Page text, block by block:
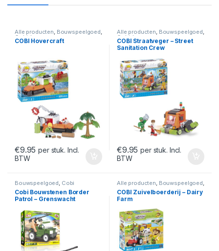
Alle producten, Bouwspeelgoed,
Cobi, Lego
COBI Hovercraft
€9.95 per stuk. Incl.
BTW
Alle producten, Bouwspeelgoed,
Cobi, Lego
COBI Straatveger – Street
Sanitation Crew
€9.95 per stuk. Incl.
BTW
Bouwspeelgoed, Cobi
Cobi Bouwstenen Border
Patrol – Grenswacht
Alle producten, Bouwspeelgoed,
Cobi, Lego
COBI Zuivelboerderij – Dairy
Farm